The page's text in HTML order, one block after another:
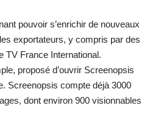
pouvoir s’enrichir de nouveaux
exportateurs, y compris par des
TV France International.
proposé d’ouvrir Screenopsis
Screenopsis compte déjà 3000
dont environ 900 visionnables